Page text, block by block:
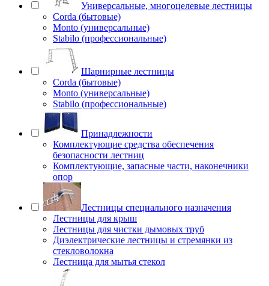
Универсальные, многоцелевые лестницы
Corda (бытовые)
Monto (универсальные)
Stabilo (профессиональные)
Шарнирные лестницы
Corda (бытовые)
Monto (универсальные)
Stabilo (профессиональные)
Принадлежности
Комплектующие средства обеспечения
безопасности лестниц
Комплектующие, запасные части, наконечники
опор
Лестницы специального назначения
Лестницы для крыш
Лестницы для чистки дымовых труб
Диэлектрические лестницы и стремянки из
стекловолокна
Лестница для мытья стекол